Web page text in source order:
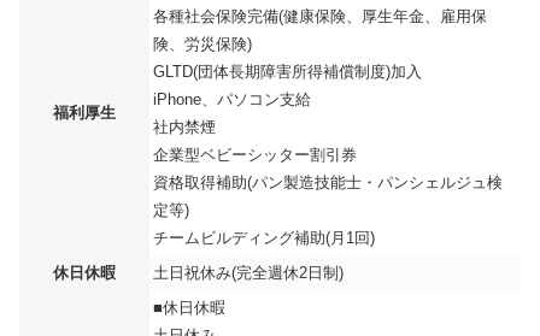
福利厚生
各種社会保険完備(健康保険、厚生年金、雇用保
険、労災保険)
GLTD(団体長期障害所得補償制度)加入
iPhone、パソコン支給
社内禁煙
企業型ベビーシッター割引券
資格取得補助(パン製造技能士・パンシェルジュ検
定等)
チームビルディング補助(月1回)
休日休暇
土日祝休み(完全週休2日制)
■休日休暇